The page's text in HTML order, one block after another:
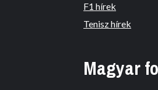
F1 hírek
Tenisz hírek
Magyar